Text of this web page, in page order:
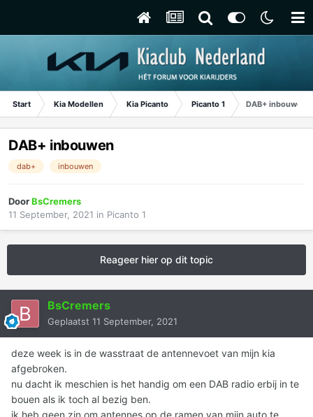
Start Kia Modellen Kia Picanto Picanto 1 DAB+ inbouwen
DAB+ inbouwen
dab+ inbouwen
DoorBsCremers
11 September, 2021 in Picanto 1
Reageer hier op dit topic
BsCremers
Geplaatst 11 September, 2021
deze week is in de wasstraat de antennevoet van mijn kia
afgebroken.
nu dacht ik meschien is het handig om een DAB radio erbij in te
bouen als ik toch al bezig ben.